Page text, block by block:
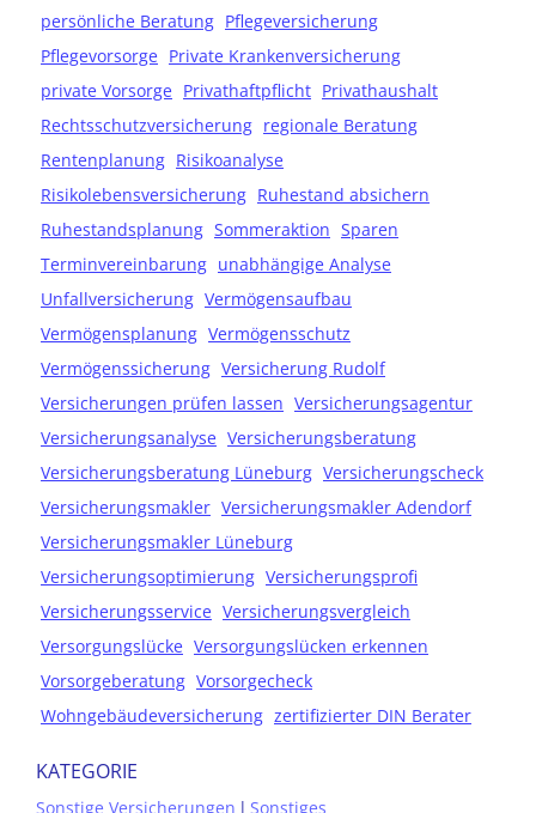
persönliche Beratung Pflegeversicherung
Pflegevorsorge Private Krankenversicherung
private Vorsorge Privathaftpflicht Privathaushalt
Rechtsschutzversicherung regionale Beratung
Rentenplanung Risikoanalyse
Risikolebensversicherung Ruhestand absichern
Ruhestandsplanung Sommeraktion Sparen
Terminvereinbarung unabhängige Analyse
Unfallversicherung Vermögensaufbau
Vermögensplanung Vermögensschutz
Vermögenssicherung Versicherung Rudolf
Versicherungen prüfen lassen Versicherungsagentur
Versicherungsanalyse Versicherungsberatung
Versicherungsberatung Lüneburg Versicherungscheck
Versicherungsmakler Versicherungsmakler Adendorf
Versicherungsmakler Lüneburg
Versicherungsoptimierung Versicherungsprofi
Versicherungsservice Versicherungsvergleich
Versorgungslücke Versorgungslücken erkennen
Vorsorgeberatung Vorsorgecheck
Wohngebäudeversicherung zertifizierter DIN Berater
KATEGORIE
Sonstige Versicherungen | Sonstiges